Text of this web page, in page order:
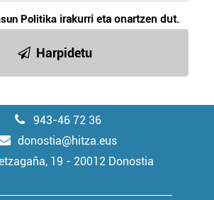
Politika irakurri eta onartzen dut.
Harpidetu
943-46 72 36
donostia@hitza.eus
19 - 20012 Donostia